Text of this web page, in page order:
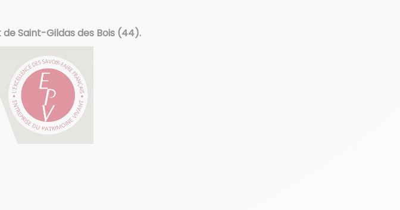
Saint-Gildas des Bois (44).